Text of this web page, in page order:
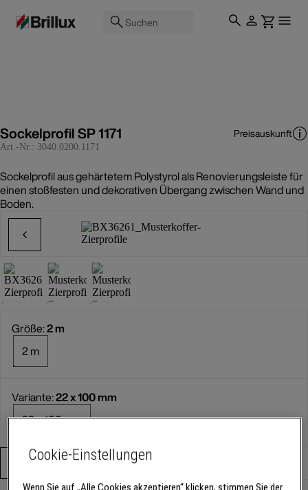
Suchen
Sockelprofil SP 1171
Art.-Nr.: 3040.0200.1171
Preisauskunft
Sockelprofil aus gehärtetem Polystyrol als Renovierungsleiste für
einen stoßfesten und dekorativen Übergang zwischen Wand und
Boden.
Größe:2 m
2 m
Variante:22 x 100 mm
22 x 100 mm
Verpackungseinheit Stück
Cookie-Einstellungen
Wenn Sie auf „Alle Cookies akzeptieren“ klicken, stimmen Sie der